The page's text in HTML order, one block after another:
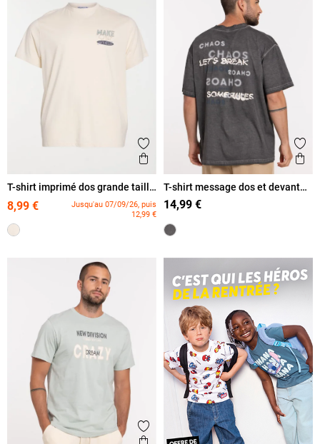
Ajouter aux favoris
Aperçu rapide
T-shirt imprimé dos grande taille
homme
8,99 €
Jusqu'au 07/09/26, puis
12,99 €
T-shirt message dos et devant
homme
14,99 €
Ajouter aux favoris